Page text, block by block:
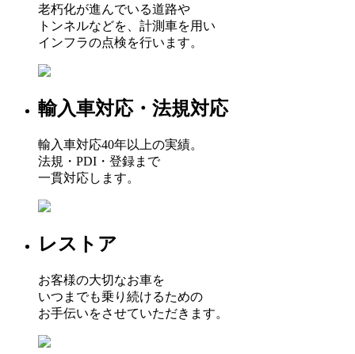
老朽化が進んでいる道路や
トンネルなどを、計測車を用い
インフラの点検を行います。
輸入車対応・法規対応
輸入車対応40年以上の実績。
法規・PDI・登録まで
一貫対応します。
レストア
お客様の大切なお車を
いつまでも乗り続けるための
お手伝いをさせていただきます。